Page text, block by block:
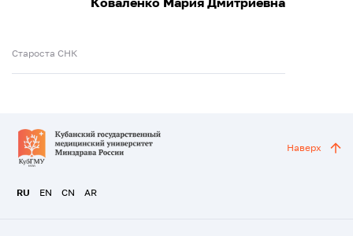
Староста СНК
RU EN CN AR
Наверх